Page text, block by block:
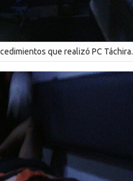
que realizó PC Táchira.